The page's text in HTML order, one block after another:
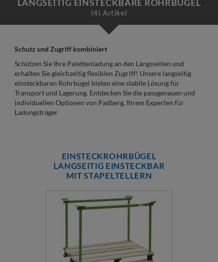
LANGSEITIG EINSTECKBARE ROHRBÜGEL
(4) Artikel
Schutz und Zugriff kombiniert
Schützen Sie Ihre Palettenladung an den Längsseiten und
erhalten Sie gleichzeitig flexiblen Zugriff! Unsere langseitig
einsteckbaren Rohrbügel bieten eine stabile Lösung für
Transport und Lagerung. Entdecken Sie die passgenauen und
individuellen Optionen von Padberg, Ihrem Experten für
Ladungsträger
EINSTECKROHRBÜGEL
LANGSEITIG EINSTECKBAR
MIT STAPELTELLERN